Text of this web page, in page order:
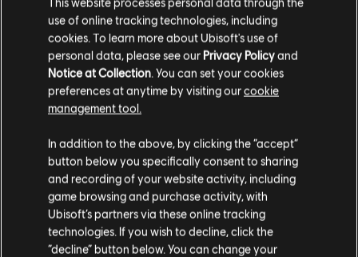
NEDEN TÜM ENVANTER EŞYALARIMI
PAZAR'DA GÖREMIYORUM?
BIR SIPARIŞIN FIYATINDA HATA
SIPARIŞLER NEYE GÖRE SIRALANIR?
R6 PAZARI IÇIN KURALLAR VAR MI?
use of online tracking technologies, including
cookies. To learn more about Ubisoft's use of
personal data, please see our Privacy Policyand
Notice at Collection. You can set your cookies
preferences at anytime by visiting ourcookie
management tool.
In addition to the above, by clicking the “accept”
button below you specifically consent to sharing
and recording of your website activity, including
game browsing and purchase activity, with
Ubisoft’s partners via these online tracking
technologies. If you wish to decline, click the
“decline” button below. You can change your